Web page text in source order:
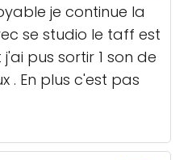
je continue la
se studio le taff est
pus sortir 1 son de
. En plus c'est pas